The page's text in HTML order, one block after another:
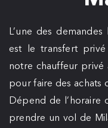
L’une des
est le transfert
notre chauffeur
pour faire des achats
Dépend de l’horaire
prendre un vol de